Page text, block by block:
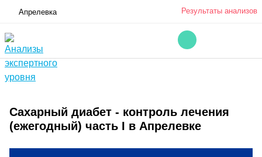
Апрелевка Результаты анализов
Сахарный диабет - контроль лечения
(ежегодный) часть I в Апрелевке